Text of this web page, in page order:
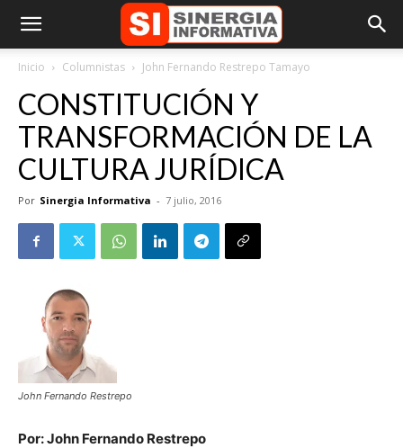
Inicio Columnistas John Fernando Restrepo Tamayo
CONSTITUCIÓN Y
TRANSFORMACIÓN DE LA
CULTURA JURÍDICA
Por Sinergia Informativa - 7 julio, 2016
John Fernando Restrepo
Por: John Fernando Restrepo